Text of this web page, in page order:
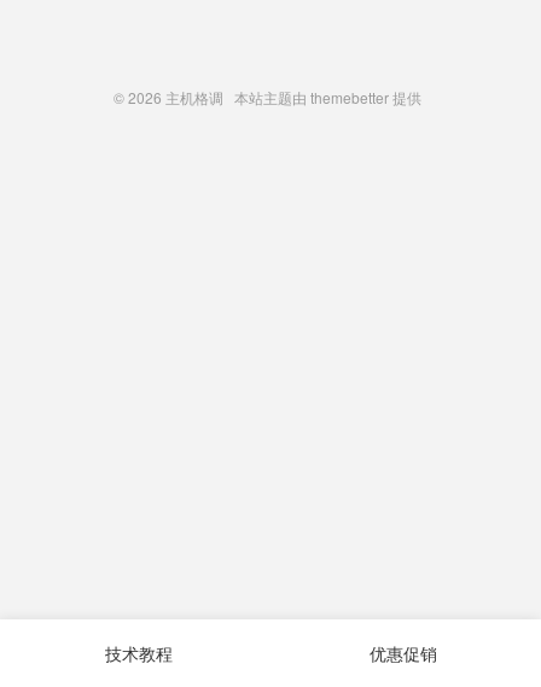
© 2026 主机格调 本站主题由 themebetter提供
技术教程 优惠促销